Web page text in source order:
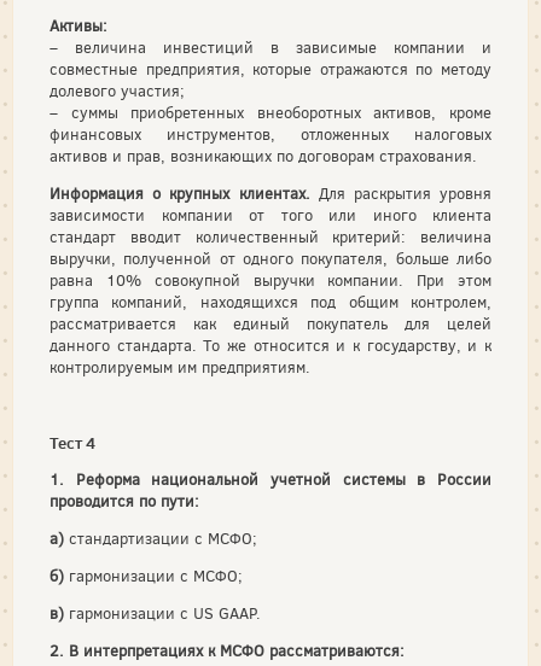
Активы:
– величина инвестиций в зависимые компании и
совместные предприятия, которые отражаются по методу
долевого участия;
– суммы приобретенных внеоборотных активов, кроме
финансовых инструментов, отложенных налоговых
активов и прав, возникающих по договорам страхования.
Информация о крупных клиентах. Для раскрытия уровня
зависимости компании от того или иного клиента
стандарт вводит количественный критерий: величина
выручки, полученной от одного покупателя, больше либо
равна 10% совокупной выручки компании. При этом
группа компаний, находящихся под общим контролем,
рассматривается как единый покупатель для целей
данного стандарта. То же относится и к государству, и к
контролируемым им предприятиям.
Тест 4
1. Реформа национальной учетной системы в России
проводится по пути:
а) стандартизации с МСФО;
б) гармонизации с МСФО;
в) гармонизации с US GAAP.
2. В интерпретациях к МСФО рассматриваются: